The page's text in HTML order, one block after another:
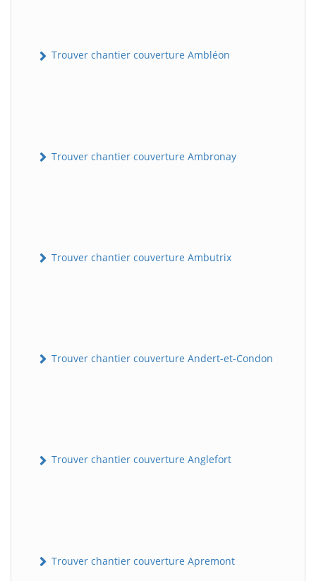
Trouver chantier couverture Ambléon
Trouver chantier couverture Ambronay
Trouver chantier couverture Ambutrix
Trouver chantier couverture Andert-et-Condon
Trouver chantier couverture Anglefort
Trouver chantier couverture Apremont